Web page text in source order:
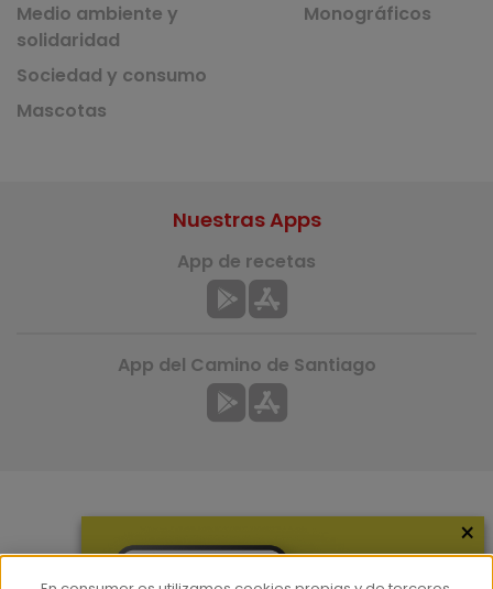
Medio ambiente y
solidaridad
Sociedad y consumo
Mascotas
Monográficos
Nuestras Apps
App de recetas
App del Camino de Santiago
×